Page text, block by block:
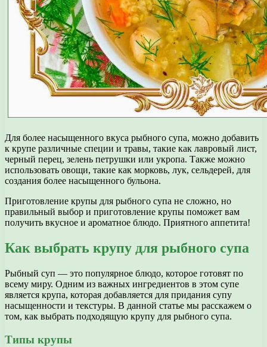
Для более насыщенного вкуса рыбного супа, можно добавить
к крупе различные специи и травы, такие как лавровый лист,
черный перец, зелень петрушки или укропа. Также можно
использовать овощи, такие как морковь, лук, сельдерей, для
создания более насыщенного бульона.
Приготовление крупы для рыбного супа не сложно, но
правильный выбор и приготовление крупы поможет вам
получить вкусное и ароматное блюдо. Приятного аппетита!
Как выбрать крупу для рыбного супа
Рыбный суп — это популярное блюдо, которое готовят по
всему миру. Одним из важных ингредиентов в этом супе
является крупа, которая добавляется для придания супу
насыщенности и текстуры. В данной статье мы расскажем о
том, как выбрать подходящую крупу для рыбного супа.
Типы крупы